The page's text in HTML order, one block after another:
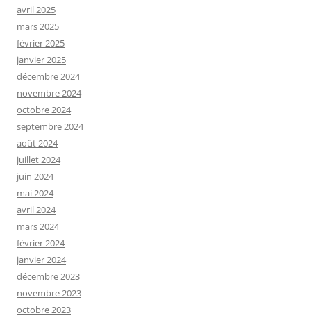
avril 2025
mars 2025
février 2025
janvier 2025
décembre 2024
novembre 2024
octobre 2024
septembre 2024
août 2024
juillet 2024
juin 2024
mai 2024
avril 2024
mars 2024
février 2024
janvier 2024
décembre 2023
novembre 2023
octobre 2023